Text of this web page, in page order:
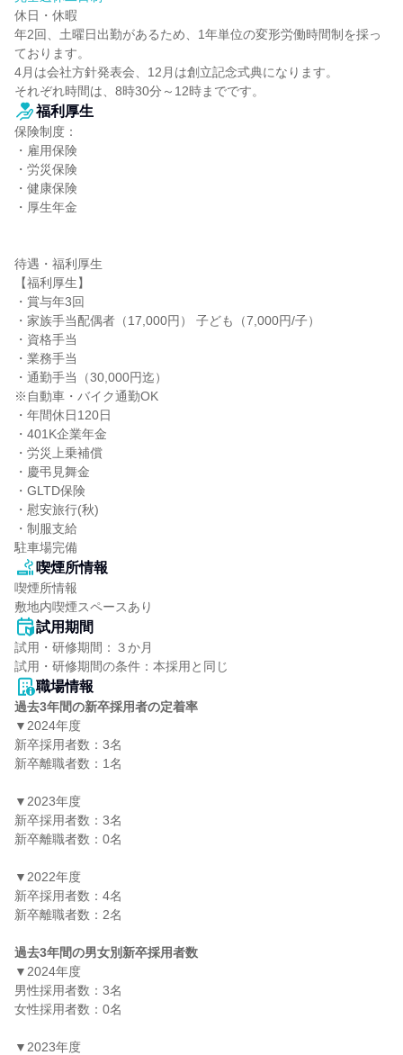
休日・休暇
年2回、土曜日出勤があるため、1年単位の変形労働時間制を採っ
ております。
4月は会社方針発表会、12月は創立記念式典になります。
それぞれ時間は、8時30分～12時までです。
福利厚生
保険制度：
・雇用保険
・労災保険
・健康保険
・厚生年金
待遇・福利厚生
【福利厚生】
・賞与年3回
・家族手当配偶者（17,000円） 子ども（7,000円/子）
・資格手当
・業務手当
・通勤手当（30,000円迄）
※自動車・バイク通勤OK
・年間休日120日
・401K企業年金
・労災上乗補償
・慶弔見舞金
・GLTD保険
・慰安旅行(秋)
・制服支給
駐車場完備
喫煙所情報
喫煙所情報
敷地内喫煙スペースあり
試用期間
試用・研修期間：３か月
職場情報
過去3年間の新卒採用者の定着率
▼2024年度
新卒採用者数：3名
新卒離職者数：1名
▼2023年度
新卒採用者数：3名
新卒離職者数：0名
▼2022年度
新卒採用者数：4名
新卒離職者数：2名
過去3年間の男女別新卒採用者数
▼2024年度
男性採用者数：3名
女性採用者数：0名
▼2023年度